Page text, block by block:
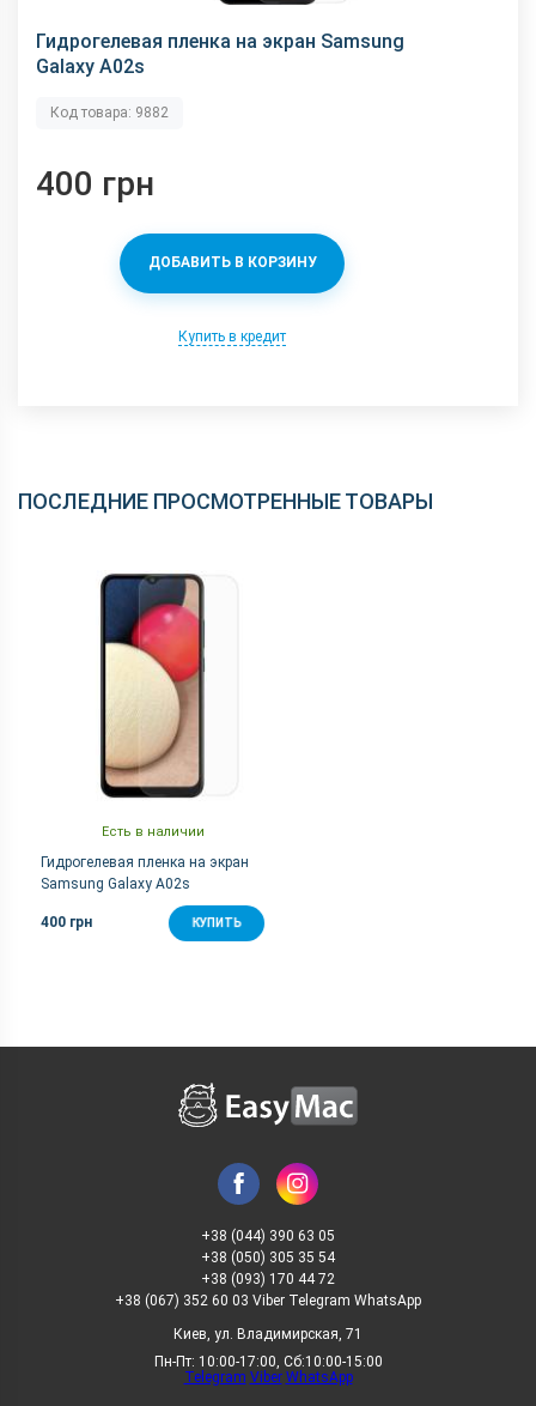
Гидрогелевая пленка на экран Samsung
Galaxy A02s
Код товара: 9882
400 грн
ДОБАВИТЬ В КОРЗИНУ
Купить в кредит
ПОСЛЕДНИЕ ПРОСМОТРЕННЫЕ ТОВАРЫ
Есть в наличии
Гидрогелевая пленка на экран
Samsung Galaxy A02s
400 грн КУПИТЬ
+38 (044) 390 63 05
+38 (050) 305 35 54
+38 (093) 170 44 72
+38 (067) 352 60 03 Viber Telegram WhatsApp
Киев, ул. Владимирская, 71
Пн-Пт: 10:00-17:00, Сб:10:00-15:00
Telegram Viber WhatsApp